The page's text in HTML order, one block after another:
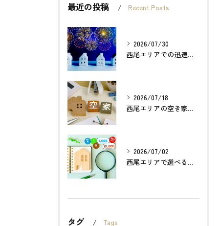
最近の投稿 Recent Posts
2026/07/30
西尾エリアでの迅速確実な不動産買取のポイントは？
2026/07/18
西尾エリアの空き家売却で利益最大化する方法とは？
2026/07/02
西尾エリアで選べる無料不動産査定の活用法とは？
タグ Tags